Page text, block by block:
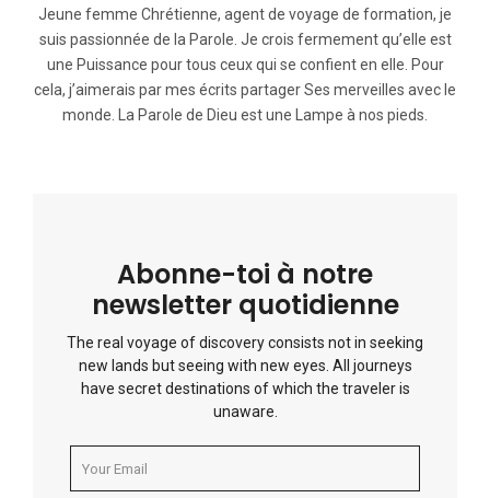
Jeune femme Chrétienne, agent de voyage de formation, je
suis passionnée de la Parole. Je crois fermement qu’elle est
une Puissance pour tous ceux qui se confient en elle. Pour
cela, j’aimerais par mes écrits partager Ses merveilles avec le
monde. La Parole de Dieu est une Lampe à nos pieds.
Abonne-toi à notre
newsletter quotidienne
The real voyage of discovery consists not in seeking
new lands but seeing with new eyes. All journeys
have secret destinations of which the traveler is
unaware.